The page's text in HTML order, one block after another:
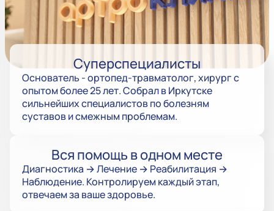
Суперспециалисты
Основатель - ортопед-травматолог, хирург с
опытом более 25 лет. Собрал в Иркутске
сильнейших специалистов по болезням
суставов и смежным проблемам.
Вся помощь в одном месте
Диагностика → Лечение → Реабилитация →
Наблюдение. Контролируем каждый этап,
отвечаем за ваше здоровье.